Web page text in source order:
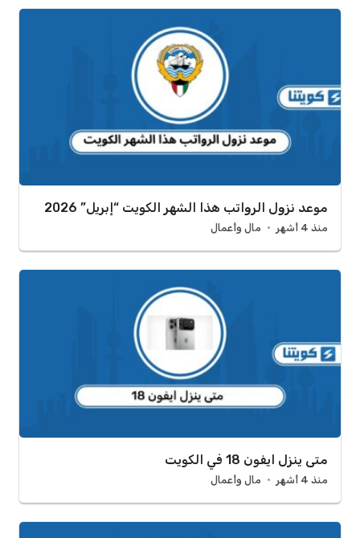
موعد نزول الرواتب هذا الشهر الكويت “إبريل” 2026
منذ 4 أشهر مال وأعمال
متى ينزل ايفون 18 في الكويت
منذ 4 أشهر مال وأعمال